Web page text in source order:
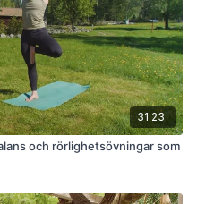
31:23
och rörlighetsövningar som